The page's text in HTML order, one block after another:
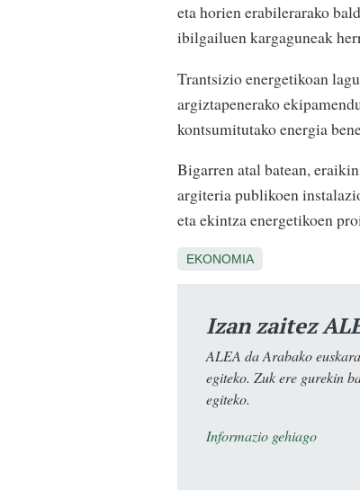
eta horien erabilerarako
ibilgailuen kargaguneak
Trantsizio energetikoan
argiztapenerako
kontsumitutako energia
Bigarren atal batean,
argiteria publikoen
eta ekintza energetikoen
EKONOMIA
Izan zaitez
ALEA da Arabako
egiteko. Zuk ere gurekin
egiteko.
Informazio gehiago